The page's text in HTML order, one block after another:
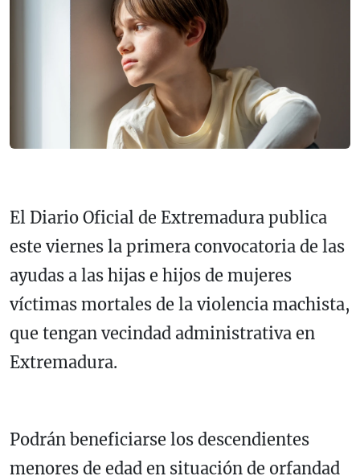
El Diario Oficial de Extremadura publica
este viernes la primera convocatoria de las
ayudas a las hijas e hijos de mujeres
víctimas mortales de la violencia machista,
que tengan vecindad administrativa en
Extremadura.
Podrán beneficiarse los descendientes
menores de edad en situación de orfandad